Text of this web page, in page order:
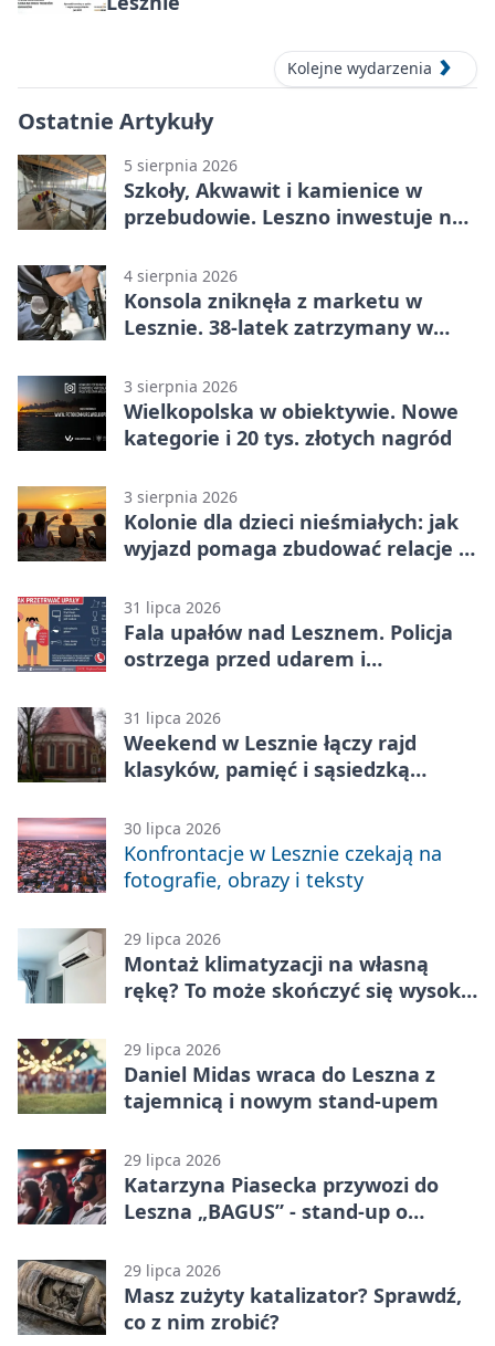
Kolejne wydarzenia
Ostatnie Artykuły
5 sierpnia 2026
Szkoły, Akwawit i kamienice w
przebudowie. Leszno inwestuje na
4 sierpnia 2026
Konsola zniknęła z marketu w
Lesznie. 38-latek zatrzymany w
3 sierpnia 2026
Wielkopolska w obiektywie. Nowe
kategorie i 20 tys. złotych nagród
3 sierpnia 2026
Kolonie dla dzieci nieśmiałych: jak
wyjazd pomaga zbudować relacje z
31 lipca 2026
Fala upałów nad Lesznem. Policja
ostrzega przed udarem i
31 lipca 2026
Weekend w Lesznie łączy rajd
klasyków, pamięć i sąsiedzką
30 lipca 2026
Konfrontacje w Lesznie czekają na
fotografie, obrazy i teksty
29 lipca 2026
Montaż klimatyzacji na własną
rękę? To może skończyć się wysoką
29 lipca 2026
Daniel Midas wraca do Leszna z
tajemnicą i nowym stand-upem
29 lipca 2026
Katarzyna Piasecka przywozi do
Leszna „BAGUS” - stand-up o
29 lipca 2026
Masz zużyty katalizator? Sprawdź,
co z nim zrobić?